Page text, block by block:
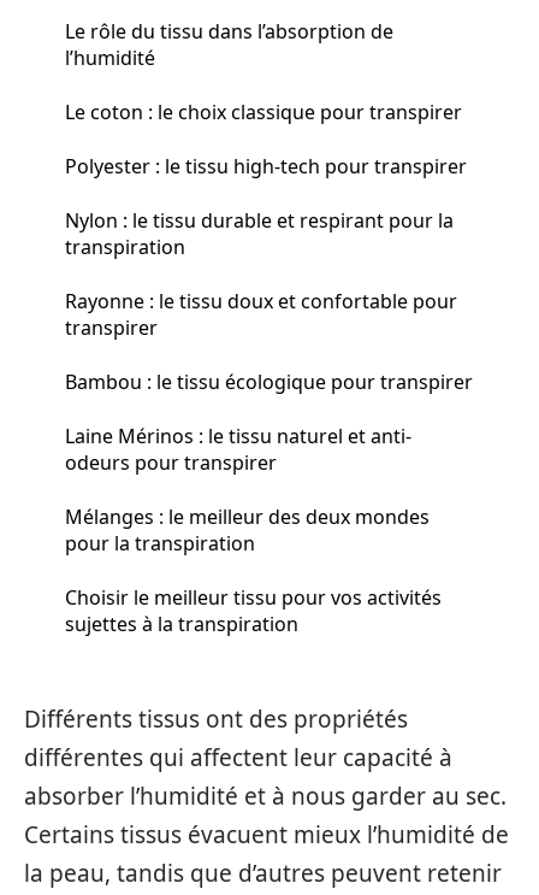
Le rôle du tissu dans l’absorption de
l’humidité
Le coton : le choix classique pour transpirer
Polyester : le tissu high-tech pour transpirer
Nylon : le tissu durable et respirant pour la
transpiration
Rayonne : le tissu doux et confortable pour
transpirer
Bambou : le tissu écologique pour transpirer
Laine Mérinos : le tissu naturel et anti-
odeurs pour transpirer
Mélanges : le meilleur des deux mondes
pour la transpiration
Choisir le meilleur tissu pour vos activités
sujettes à la transpiration
Différents tissus ont des propriétés
différentes qui affectent leur capacité à
absorber l’humidité et à nous garder au sec.
Certains tissus évacuent mieux l’humidité de
la peau, tandis que d’autres peuvent retenir